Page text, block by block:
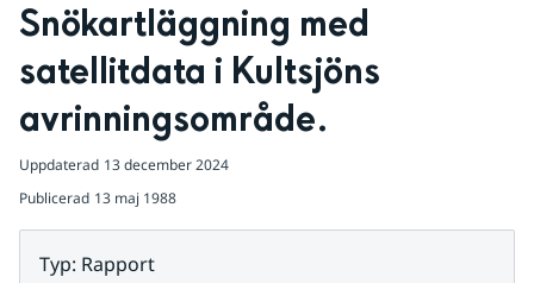
Snökartläggning med
satellitdata i Kultsjöns
avrinningsområde.
Uppdaterad 13 december 2024
Publicerad 13 maj 1988
Typ: Rapport